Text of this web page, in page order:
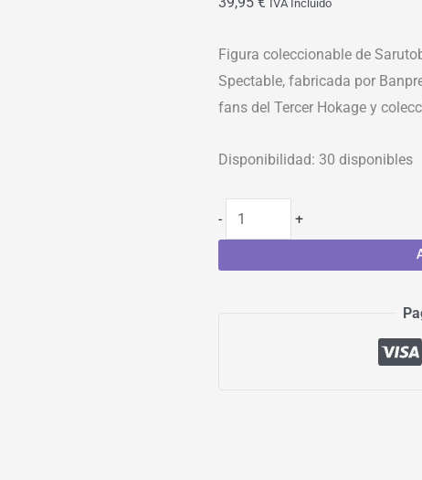
IVA Incluído
Figura coleccionable de
Spectable, fabricada por
fans del Tercer Hokage y
Disponibilidad: 30 disponibles
- +